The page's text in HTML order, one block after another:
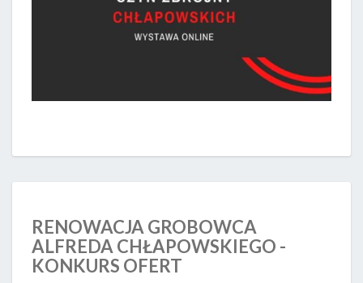
RENOWACJA GROBOWCA
ALFREDA CHŁAPOWSKIEGO -
KONKURS OFERT